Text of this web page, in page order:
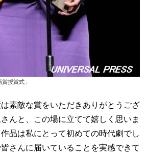
授賞式」
素敵な賞をいただきありがとうござ
んと、この場に立てて嬉しく思いま
品は私にとって初めての時代劇でし
さんに届いていることを実感できて